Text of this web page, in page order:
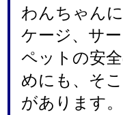
わんちゃん
ケージ、サ
ペットの安
めにも、そ
があります。